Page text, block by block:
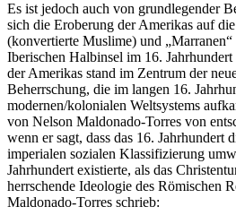
Es ist jedoch auch von grundlegender
sich die Eroberung der Amerikas auf
(konvertierte Muslime) und
Iberischen Halbinsel im 16.
der Amerikas stand im Zentrum der
Beherrschung, die im langen 16.
modernen/kolonialen Weltsystems
von Nelson Maldonado-Torres von
wenn er sagt, dass das 16. Jahrhundert
imperialen sozialen Klassifizierung
Jahrhundert existierte, als das
herrschende Ideologie des Römischen
Maldonado-Torres schrieb: